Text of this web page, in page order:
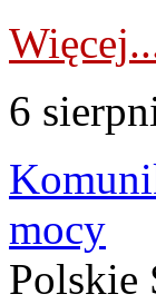
6
mocy
Polskie